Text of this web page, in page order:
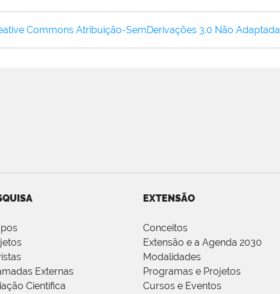
Commons Atribuição-SemDerivações 3.0 Não Adaptada
Externas
Científica
EXTENSÃO
Conceitos
Extensão e a Agenda 2030
Modalidades
Programas e Projetos
Cursos e Eventos